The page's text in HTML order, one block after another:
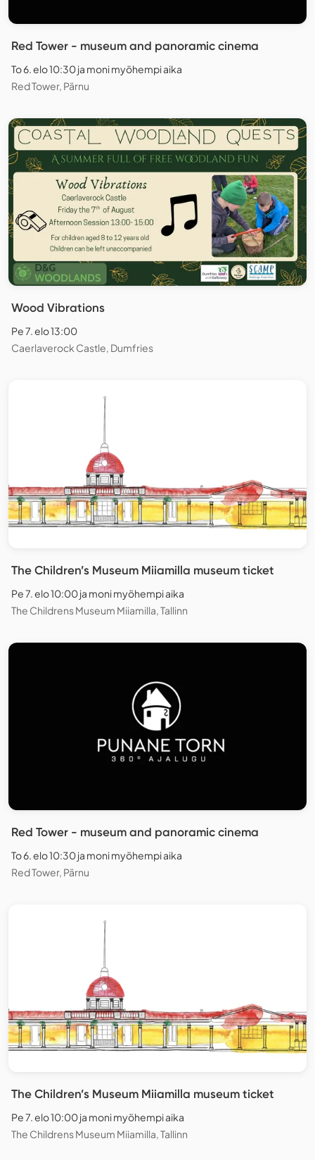
Red Tower - museum and panoramic cinema
To 6. elo 10:30 ja moni myöhempi aika
Red Tower, Pärnu
Wood Vibrations
Pe 7. elo 13:00
Caerlaverock Castle, Dumfries
The Children’s Museum Miiamilla museum ticket
Pe 7. elo 10:00 ja moni myöhempi aika
The Childrens Museum Miiamilla, Tallinn
Red Tower - museum and panoramic cinema
To 6. elo 10:30 ja moni myöhempi aika
Red Tower, Pärnu
The Children’s Museum Miiamilla museum ticket
Pe 7. elo 10:00 ja moni myöhempi aika
The Childrens Museum Miiamilla, Tallinn